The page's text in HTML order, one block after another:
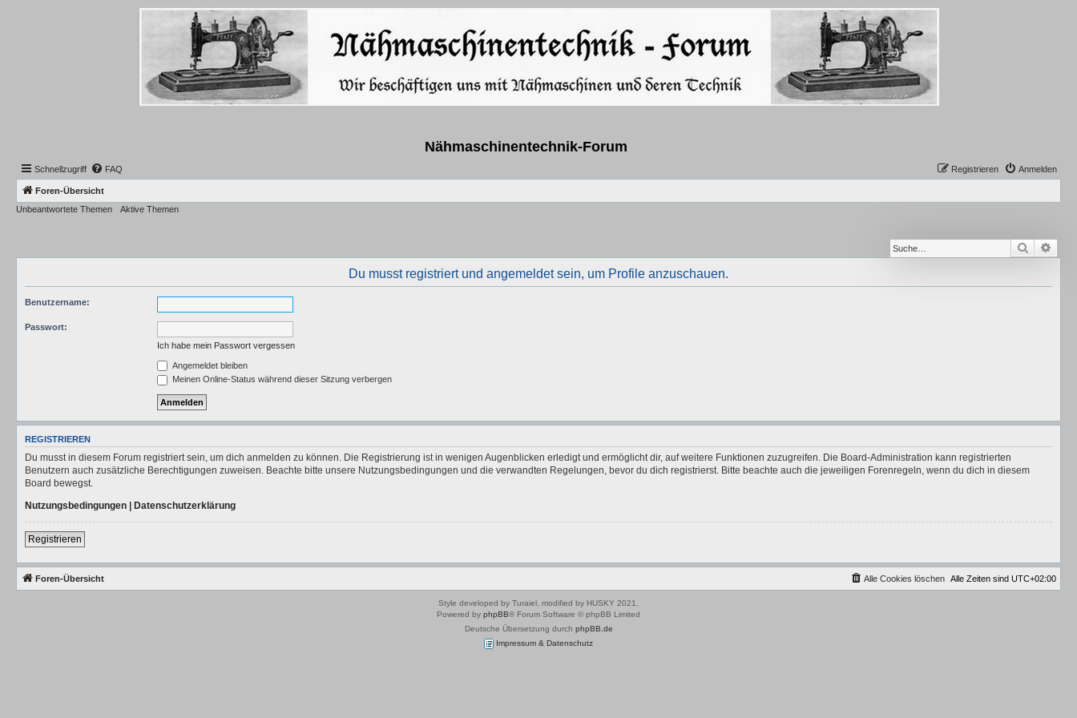
Nähmaschinentechnik-Forum
Schnellzugriff FAQ Anmelden
Registrieren
Foren-Übersicht
Unbeantwortete Themen
Aktive Themen
Suche
Du musst registriert und angemeldet sein, um Profile anzuschauen.
Benutzername:
Passwort:
Ich habe mein Passwort vergessen
Angemeldet bleiben
Meinen Online-Status während dieser Sitzung verbergen
REGISTRIEREN
Du musst in diesem Forum registriert sein, um dich anmelden zu können. Die Registrierung ist in wenigen Augenblicken erledigt und ermöglicht dir, auf weitere Funktionen zuzugreifen. Die Board-Administration kann registrierten
Benutzern auch zusätzliche Berechtigungen zuweisen. Beachte bitte unsere Nutzungsbedingungen und die verwandten Regelungen, bevor du dich registrierst. Bitte beachte auch die jeweiligen Forenregeln, wenn du dich in diesem
Board bewegst.
Nutzungsbedingungen
Datenschutzerklärung
Registrieren
Foren-Übersicht Alle Zeiten sind UTC+02:00
Alle Cookies löschen
Style developed by Turaiel, modified by HUSKY 2021,
Powered by phpBB® Forum Software © phpBB Limited
Deutsche Übersetzung durch phpBB.de
Impressum & Datenschutz